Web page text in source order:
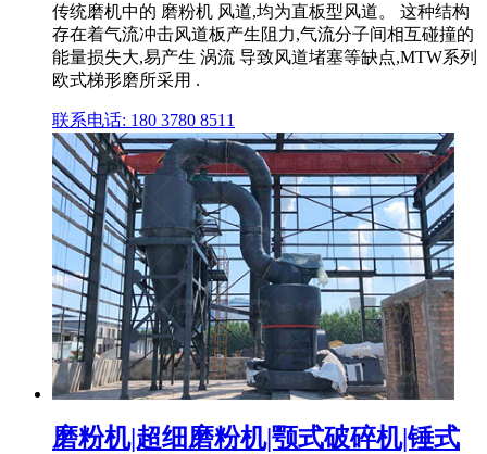
传统磨机中的 磨粉机 风道,均为直板型风道。 这种结构
存在着气流冲击风道板产生阻力,气流分子间相互碰撞的
能量损失大,易产生 涡流 导致风道堵塞等缺点,MTW系列
欧式梯形磨所采用 .
联系电话: 180 3780 8511
磨粉机|超细磨粉机|颚式破碎机|锤式